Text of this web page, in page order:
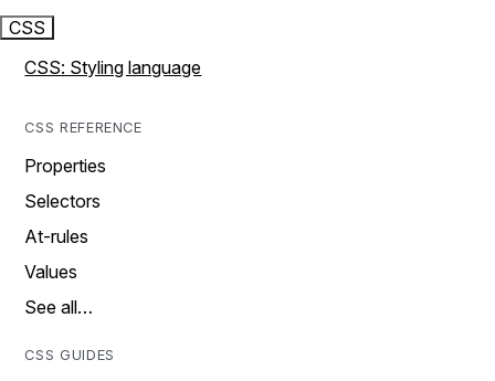
CSS
CSS: Styling language
CSS REFERENCE
Properties
Selectors
At-rules
Values
See all…
CSS GUIDES